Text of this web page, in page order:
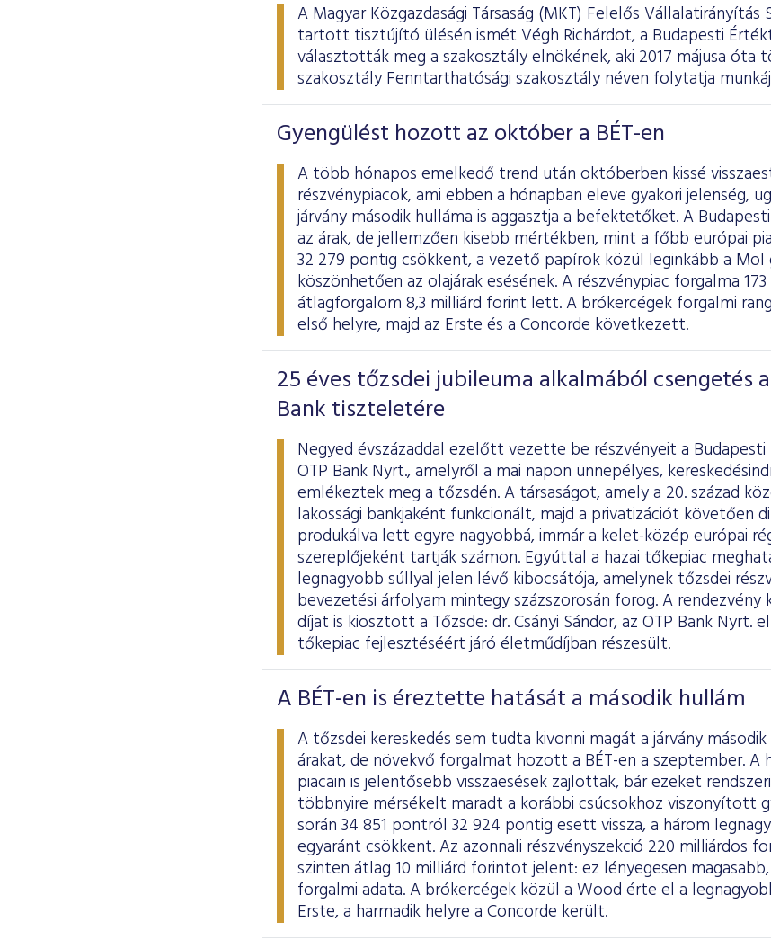
A Magyar Közgazdasági Társaság (MKT) Felelős Vállalatirányítás
tartott tisztújító ülésén ismét Végh Richárdot, a Budapesti
választották meg a szakosztály elnökének, aki 2017 májusa óta
szakosztály Fenntarthatósági szakosztály néven folytatja
Gyengülést hozott az október a BÉT-en
A több hónapos emelkedő trend után októberben kissé
részvénypiacok, ami ebben a hónapban eleve gyakori jelenség,
járvány második hulláma is aggasztja a befektetőket. A
az árak, de jellemzően kisebb mértékben, mint a főbb európai
32 279 pontig csökkent, a vezető papírok közül leginkább a Mol
köszönhetően az olajárak esésének. A részvénypiac forgalma
átlagforgalom 8,3 milliárd forint lett. A brókercégek forgalmi
első helyre, majd az Erste és a Concorde következett.
25 éves tőzsdei jubileuma alkalmából csengetés
Bank tiszteletére
Negyed évszázaddal ezelőtt vezette be részvényeit a
OTP Bank Nyrt., amelyről a mai napon ünnepélyes,
emlékeztek meg a tőzsdén. A társaságot, amely a 20. század
lakossági bankjaként funkcionált, majd a privatizációt követően
produkálva lett egyre nagyobbá, immár a kelet-közép európai
szereplőjeként tartják számon. Egyúttal a hazai tőkepiac
legnagyobb súllyal jelen lévő kibocsátója, amelynek tőzsdei
bevezetési árfolyam mintegy százszorosán forog. A
díjat is kiosztott a Tőzsde: dr. Csányi Sándor, az OTP Bank Nyrt.
tőkepiac fejlesztéséért járó életműdíjban részesült.
A BÉT-en is éreztette hatását a második hullám
A tőzsdei kereskedés sem tudta kivonni magát a járvány
árakat, de növekvő forgalmat hozott a BÉT-en a szeptember. A
piacain is jelentősebb visszaesések zajlottak, bár ezeket
többnyire mérsékelt maradt a korábbi csúcsokhoz viszonyított
során 34 851 pontról 32 924 pontig esett vissza, a három
egyaránt csökkent. Az azonnali részvényszekció 220 milliárdos
szinten átlag 10 milliárd forintot jelent: ez lényegesen
forgalmi adata. A brókercégek közül a Wood érte el a
Erste, a harmadik helyre a Concorde került.